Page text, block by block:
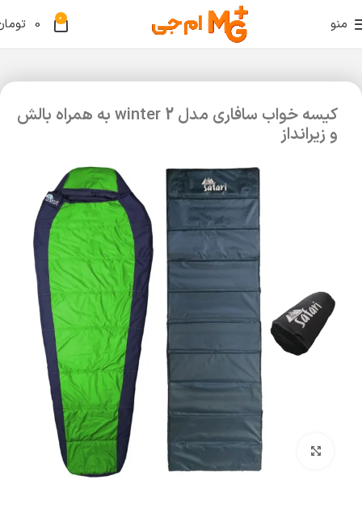
منو 0
0
کیسه خواب سافاری مدل winter 2 به همراه بالش
و زیرانداز
بزرگنمایی تصویر